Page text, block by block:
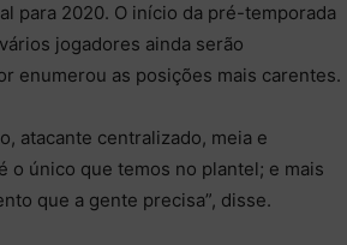
para 2020. O início da pré-temporada
jogadores ainda serão
enumerou as posições mais carentes.
atacante centralizado, meia e
o único que temos no plantel; e mais
que a gente precisa”, disse.